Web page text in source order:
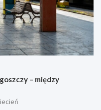
– między